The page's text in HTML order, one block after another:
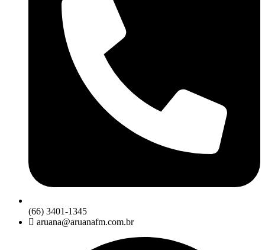
(66) 3401-1345
aruana@aruanafm.com.br